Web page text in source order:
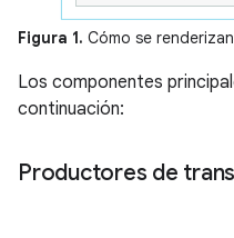
Figura 1. Cómo se
Los componentes
continuación:
Productores de